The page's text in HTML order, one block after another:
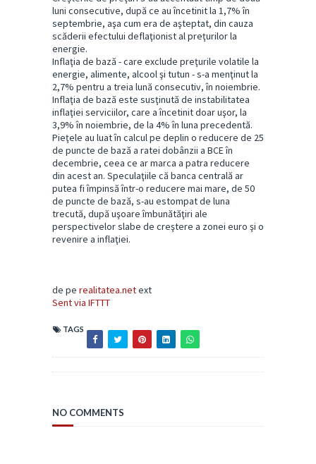
luni consecutive, după ce au încetinit la 1,7% în
septembrie, aşa cum era de aşteptat, din cauza
scăderii efectului deflaţionist al preţurilor la
energie.
Inflaţia de bază - care exclude preţurile volatile la
energie, alimente, alcool şi tutun - s-a menţinut la
2,7% pentru a treia lună consecutiv, în noiembrie.
Inflaţia de bază este susţinută de instabilitatea
inflaţiei serviciilor, care a încetinit doar uşor, la
3,9% în noiembrie, de la 4% în luna precedentă.
Pieţele au luat în calcul pe deplin o reducere de 25
de puncte de bază a ratei dobânzii a BCE în
decembrie, ceea ce ar marca a patra reducere
din acest an. Speculaţiile că banca centrală ar
putea fi împinsă într-o reducere mai mare, de 50
de puncte de bază, s-au estompat de luna
trecută, după uşoare îmbunătăţiri ale
perspectivelor slabe de creştere a zonei euro şi o
revenire a inflaţiei.
de pe realitatea.netext
Sent via IFTTT
TAGS
NO COMMENTS